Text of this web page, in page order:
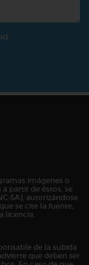
o
partir de éstos, se
SA), autorizándose
se cite la fuente,
licencia.
de la subida
que deben ser